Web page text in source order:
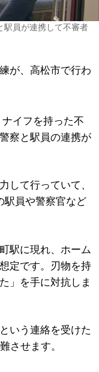
員が連携して不審者
が、高松市で行わ
ナイフを持った不
察と駅員の連携が
して行っていて、
駅員や警察官など
駅に現れ、ホーム
定です。刃物を持
」を手に対抗しま
いう連絡を受けた
させます。